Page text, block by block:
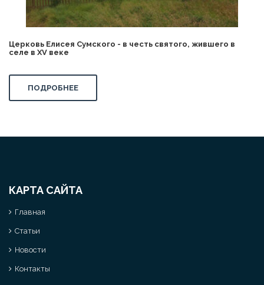
Церковь Елисея Сумского - в честь святого, жившего в
селе в XV веке
ПОДРОБНЕЕ
КАРТА САЙТА
Главная
Статьи
Новости
Контакты